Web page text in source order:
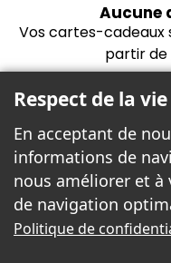
Aucune
Vos cartes-cadeaux
partir de
Freebees est
Respect de la
En acceptant de
informations de
nous améliorer et à
de navigation
Politique de